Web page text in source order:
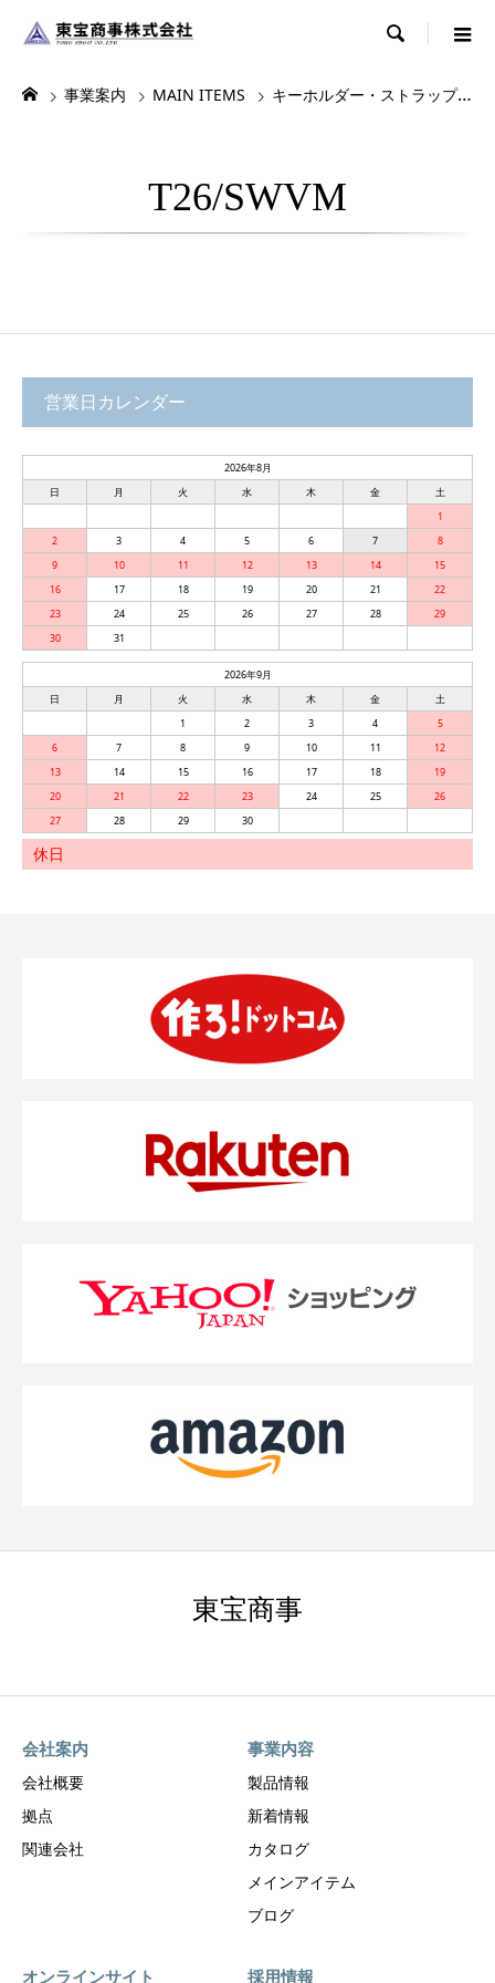

事業案内 MAIN ITEMS キーホルダー・ストラップ・根付
T26/SWVM
営業日カレンダー
2026年8月
日
月 火 水 木 金
土
1
2
3 4 5 6 7
8
9
10 11 12 13 14
15
16
17 18 19 20 21
22
23
24 25 26 27 28
29
30
31
2026年9月
日
月 火 水 木 金
土
1
2 3 4
5
6
7 8 9 10 11
12
13
14 15 16 17 18
19
20
21 22 23 24 25
26
27
28 29 30
休日
東宝商事
会社案内
会社概要
拠点
関連会社
事業内容
製品情報
新着情報
カタログ
メインアイテム
ブログ
オンラインサイト 採用情報